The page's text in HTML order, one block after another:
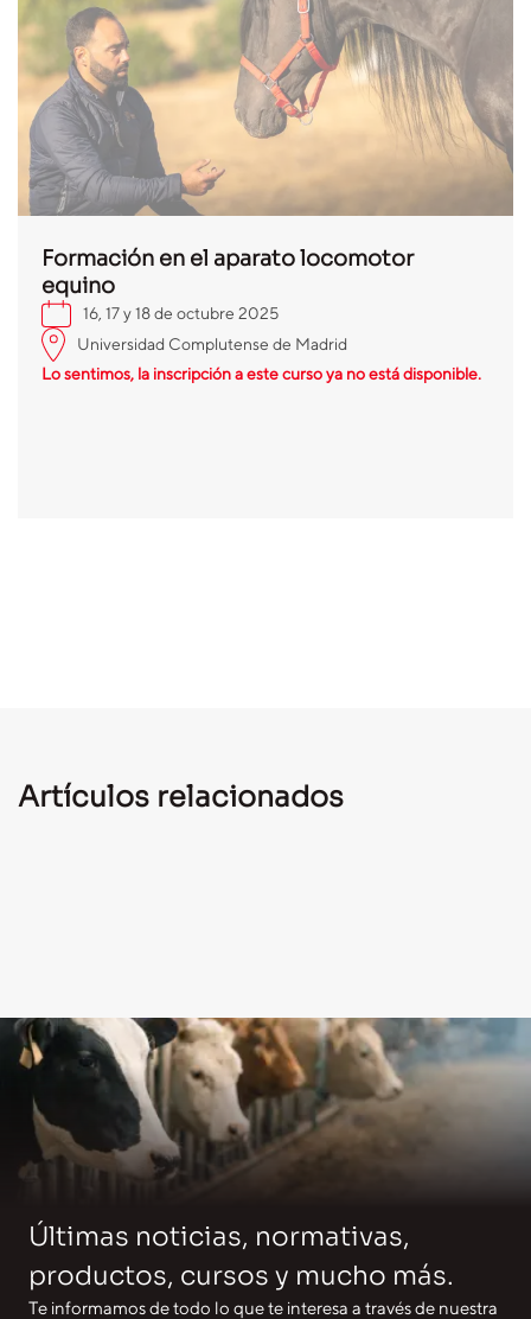
Formación en el aparato locomotor
equino
16, 17 y 18 de octubre 2025
Universidad Complutense de Madrid
Lo sentimos, la inscripción a este curso ya no está disponible.
Artículos relacionados
Últimas noticias, normativas,
productos, cursos y mucho más.
Te informamos de todo lo que te interesa a través de nuestra